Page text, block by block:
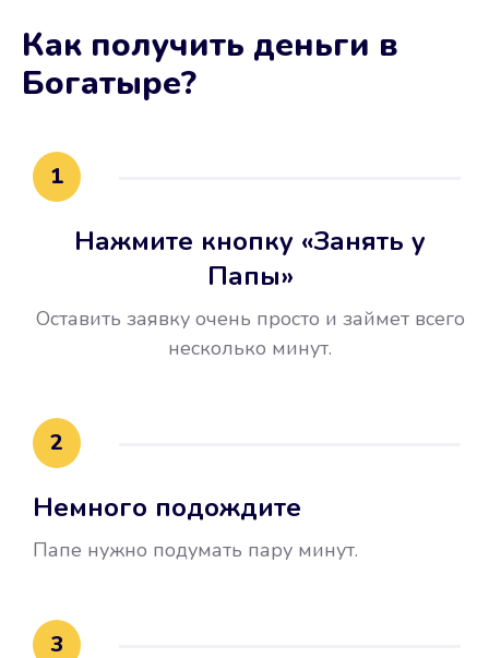
Не потребовались справки, залоги
и поручители. Папа вам доверяет.
воспользовались бесплатной
это открыло новые возможности в
Как получить деньги в
Богатыре?
1
Нажмите кнопку «Занять у
Папы»
Оставить заявку очень просто и займет всего
несколько минут.
2
Немного подождите
Папе нужно подумать пару минут.
3